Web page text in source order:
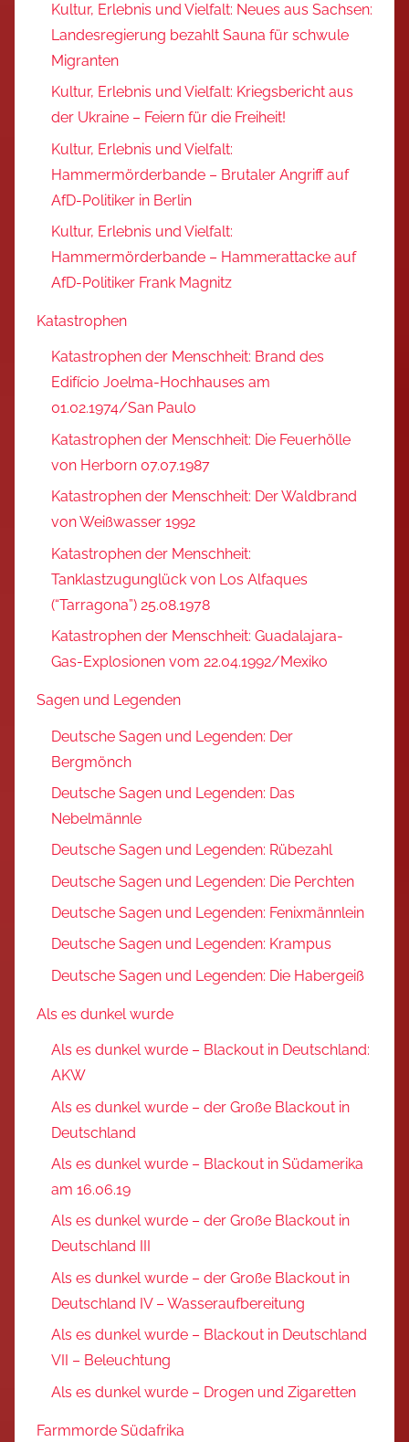
Kultur, Erlebnis und Vielfalt: Neues aus Sachsen:
Landesregierung bezahlt Sauna für schwule
Migranten
Kultur, Erlebnis und Vielfalt: Kriegsbericht aus
der Ukraine – Feiern für die Freiheit!
Kultur, Erlebnis und Vielfalt:
Hammermörderbande – Brutaler Angriff auf
AfD-Politiker in Berlin
Kultur, Erlebnis und Vielfalt:
Hammermörderbande – Hammerattacke auf
AfD-Politiker Frank Magnitz
Katastrophen
Katastrophen der Menschheit: Brand des
Edifício Joelma-Hochhauses am
01.02.1974/San Paulo
Katastrophen der Menschheit: Die Feuerhölle
von Herborn 07.07.1987
Katastrophen der Menschheit: Der Waldbrand
von Weißwasser 1992
Katastrophen der Menschheit:
Tanklastzugunglück von Los Alfaques
(“Tarragona”) 25.08.1978
Katastrophen der Menschheit: Guadalajara-
Gas-Explosionen vom 22.04.1992/Mexiko
Sagen und Legenden
Deutsche Sagen und Legenden: Der
Bergmönch
Deutsche Sagen und Legenden: Das
Nebelmännle
Deutsche Sagen und Legenden: Rübezahl
Deutsche Sagen und Legenden: Die Perchten
Deutsche Sagen und Legenden: Fenixmännlein
Deutsche Sagen und Legenden: Krampus
Deutsche Sagen und Legenden: Die Habergeiß
Als es dunkel wurde
Als es dunkel wurde – Blackout in Deutschland:
AKW
Als es dunkel wurde – der Große Blackout in
Deutschland
Als es dunkel wurde – Blackout in Südamerika
am 16.06.19
Als es dunkel wurde – der Große Blackout in
Deutschland III
Als es dunkel wurde – der Große Blackout in
Deutschland IV – Wasseraufbereitung
Als es dunkel wurde – Blackout in Deutschland
VII – Beleuchtung
Als es dunkel wurde – Drogen und Zigaretten
Farmmorde Südafrika